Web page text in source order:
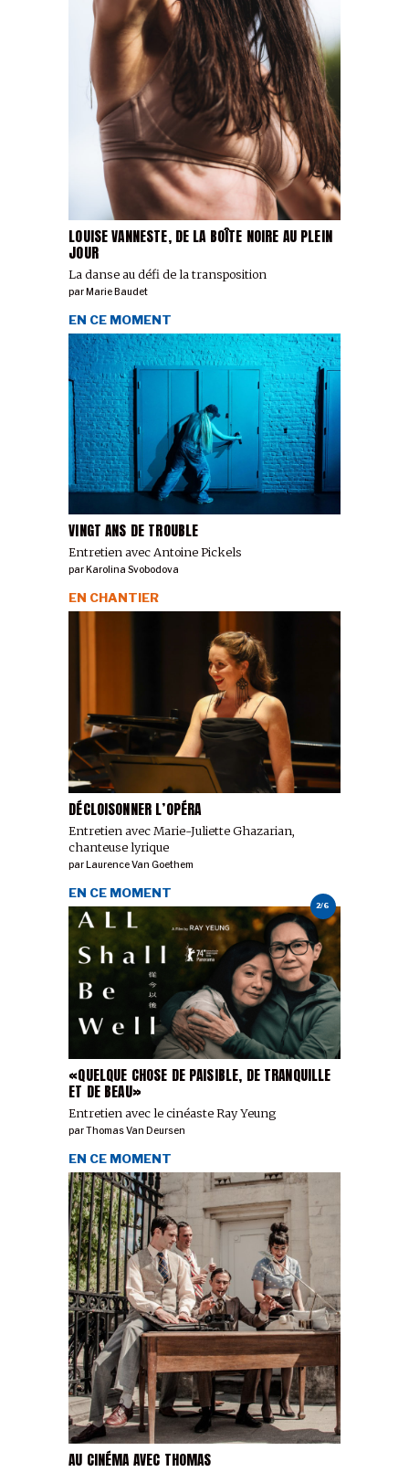
LOUISE VANNESTE, DE LA BOÎTE NOIRE AU PLEIN
JOUR
La danse au défi de la transposition
parMarie Baudet
VINGT ANS DE TROUBLE
Entretien avec Antoine Pickels
EN CE MOMENT
par Karolina Svobodova
DÉCLOISONNER L’OPÉRA
Entretien avec Marie-Juliette Ghazarian,
chanteuse lyrique
EN CHANTIER
parLaurence Van Goethem
2/6
«QUELQUE CHOSE DE PAISIBLE, DE TRANQUILLE
ET DE BEAU»
Entretien avec le cinéaste Ray Yeung
EN CE MOMENT
parThomas Van Deursen
AU CINÉMA AVEC THOMAS
EN CE MOMENT